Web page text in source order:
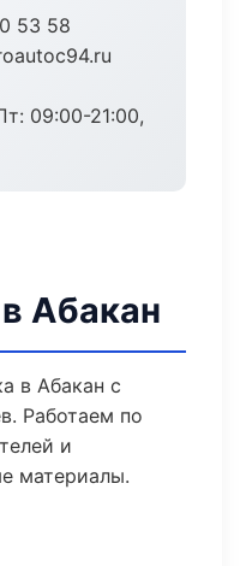
53 58
09:00-21:00,
Абакан
в Абакан с
Работаем по
и
материалы.